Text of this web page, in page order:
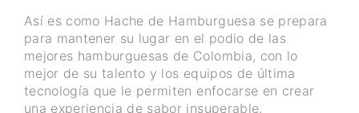
Así es como Hache de Hamburguesa se prepara
para mantener su lugar en el podio de las
mejores hamburguesas de Colombia, con lo
mejor de su talento y los equipos de última
tecnología que le permiten enfocarse en crear
una experiencia de sabor insuperable.